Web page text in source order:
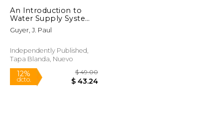
$ 29.00
$ 25.59
12%
An Introduction to
Water Supply Systems
(en Inglés)
Guyer, J. Paul
Independently Published,
Tapa Blanda, Nuevo